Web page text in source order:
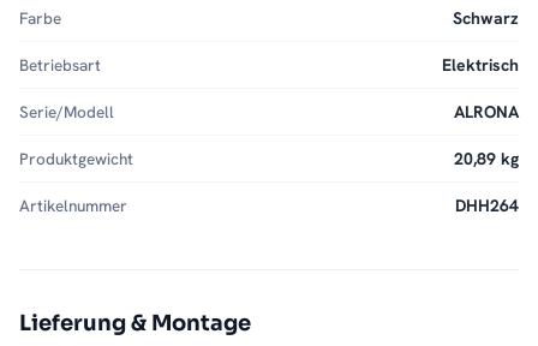
Farbe Schwarz
Betriebsart Elektrisch
Serie/Modell ALRONA
Produktgewicht 20,89 kg
Artikelnummer DHH264
Lieferung & Montage